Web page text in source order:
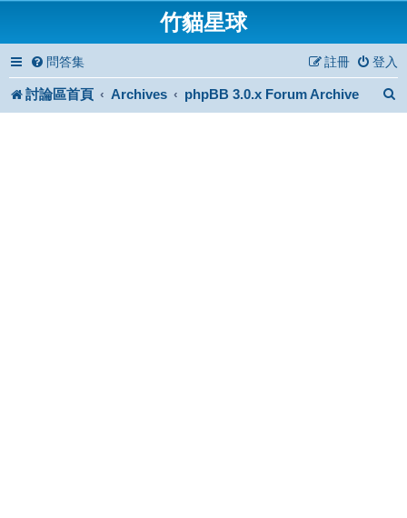
竹貓星球
問答集 登入
註冊
討論區首頁 Archives phpBB 3.0.x Forum Archive